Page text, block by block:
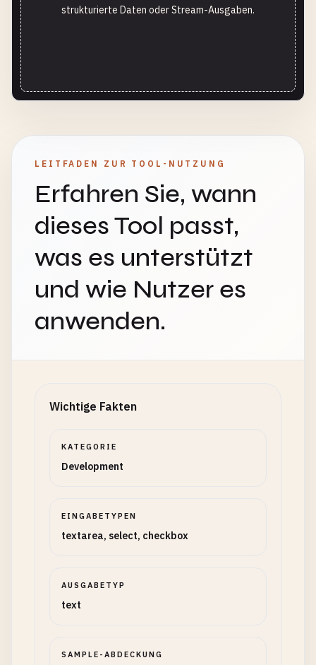
strukturierte Daten oder Stream-Ausgaben.
LEITFADEN ZUR TOOL-NUTZUNG
Erfahren Sie, wann
dieses Tool passt,
was es unterstützt
und wie Nutzer es
anwenden.
Wichtige Fakten
KATEGORIE
Development
EINGABETYPEN
textarea, select, checkbox
AUSGABETYP
text
SAMPLE-ABDECKUNG